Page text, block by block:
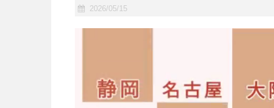
2026/05/15